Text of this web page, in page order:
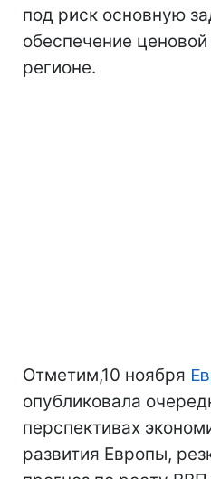
под риск основную
обеспечение
регионе.
Отметим,10 ноября
опубликовала
перспективах
развития Европы,